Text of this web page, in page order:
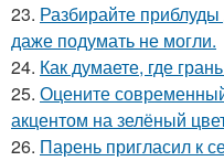
23. Разбирайте
даже подумать не могли.
24. Как думаете, где
25. Оцените
акцентом на зелёный
26. Парень пригласил к